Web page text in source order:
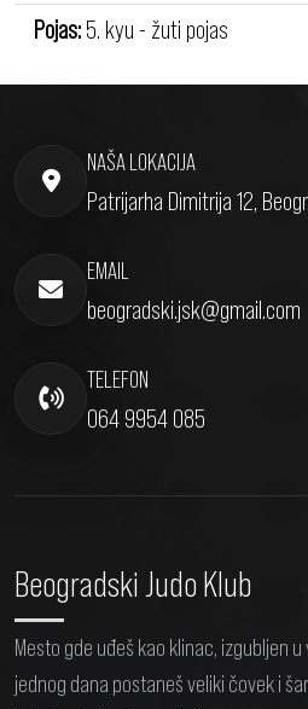
Pojas: 5. kyu - žuti pojas
NAŠA LOKACIJA
Patrijarha Dimitrija 12,
EMAIL
beogradski.jsk@gmail.com
TELEFON
064 9954 085
Beogradski Judo Klub
Mesto gde uđeš kao klinac, izgubljen u
jednog dana postaneš veliki čovek i